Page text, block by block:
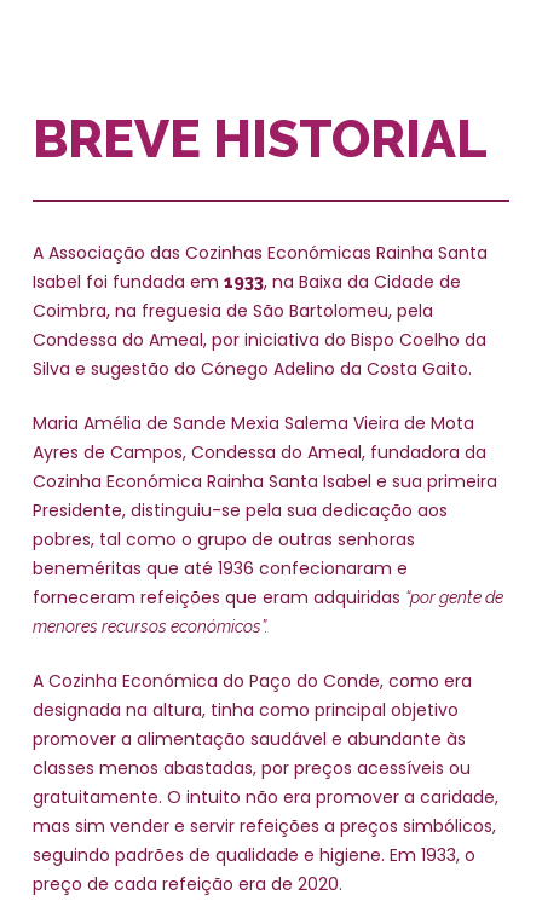
BREVE HISTORIAL
A Associação das Cozinhas Económicas Rainha Santa
Isabel foi fundada em 1933, na Baixa da Cidade de
Coimbra, na freguesia de São Bartolomeu, pela
Condessa do Ameal, por iniciativa do Bispo Coelho da
Silva e sugestão do Cónego Adelino da Costa Gaito.
Maria Amélia de Sande Mexia Salema Vieira de Mota
Ayres de Campos, Condessa do Ameal, fundadora da
Cozinha Económica Rainha Santa Isabel e sua primeira
Presidente, distinguiu-se pela sua dedicação aos
pobres, tal como o grupo de outras senhoras
beneméritas que até 1936 confecionaram e
forneceram refeições que eram adquiridas “por gente de
menores recursos económicos”.
A Cozinha Económica do Paço do Conde, como era
designada na altura, tinha como principal objetivo
promover a alimentação saudável e abundante às
classes menos abastadas, por preços acessíveis ou
gratuitamente. O intuito não era promover a caridade,
mas sim vender e servir refeições a preços simbólicos,
seguindo padrões de qualidade e higiene. Em 1933, o
preço de cada refeição era de 2020.